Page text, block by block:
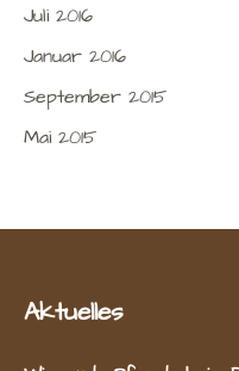
Juli 2016
Januar 2016
September 2015
Mai 2015
Aktuelles